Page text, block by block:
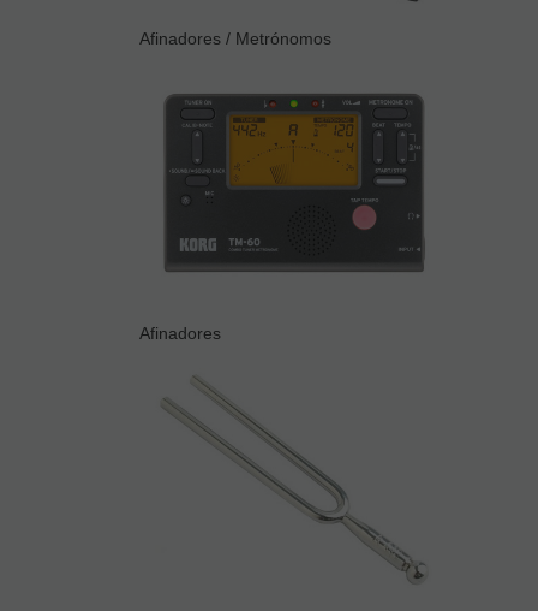
Afinadores / Metrónomos
Afinadores